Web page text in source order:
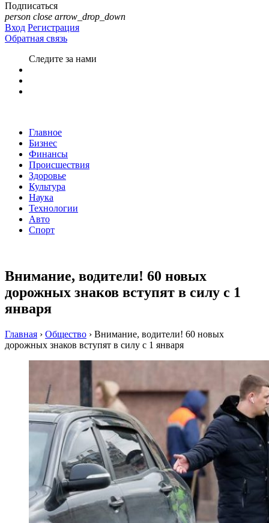
Подписаться
person close arrow_drop_down
Вход Регистрация
Обратная связь
Следите за нами
Главное
Бизнес
Финансы
Происшествия
Здоровье
Культура
Наука
Технологии
Авто
Спорт
Внимание, водители! 60 новых
дорожных знаков вступят в силу с 1
января
Главная › Общество › Внимание, водители! 60 новых
дорожных знаков вступят в силу с 1 января